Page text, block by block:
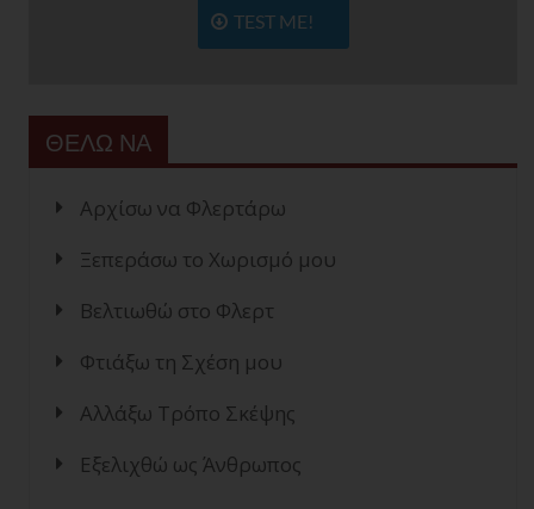
TEST ME!
ΘΕΛΩ ΝΑ
Αρχίσω να Φλερτάρω
Ξεπεράσω το Χωρισμό μου
Βελτιωθώ στο Φλερτ
Φτιάξω τη Σχέση μου
Αλλάξω Τρόπο Σκέψης
Εξελιχθώ ως Άνθρωπος